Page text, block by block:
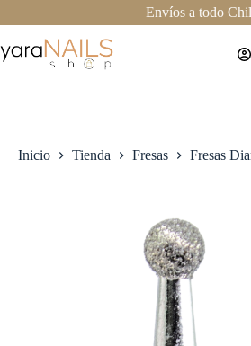
al
contenido
Envíos a todo
Inicio Tienda Fresas Fresas